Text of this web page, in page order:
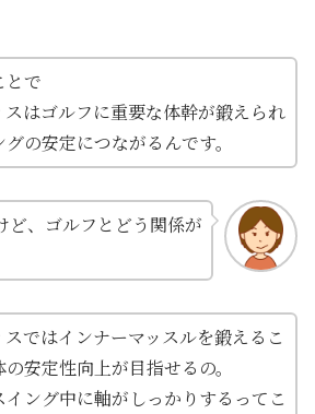
とで
スはゴルフに重要な体幹が鍛えられ
の安定につながるんです。
ど、ゴルフとどう関係が
スではインナーマッスルを鍛えるこ
の安定性向上が目指せるの。
イング中に軸がしっかりするってこ